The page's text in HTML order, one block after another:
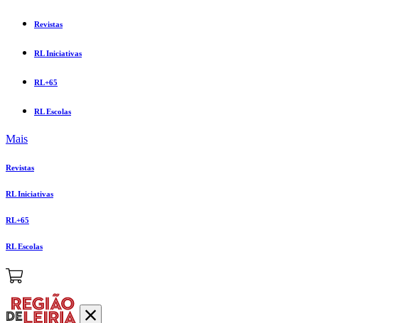
Revistas
RL Iniciativas
RL+65
RL Escolas
Mais
Revistas
RL Iniciativas
RL+65
RL Escolas